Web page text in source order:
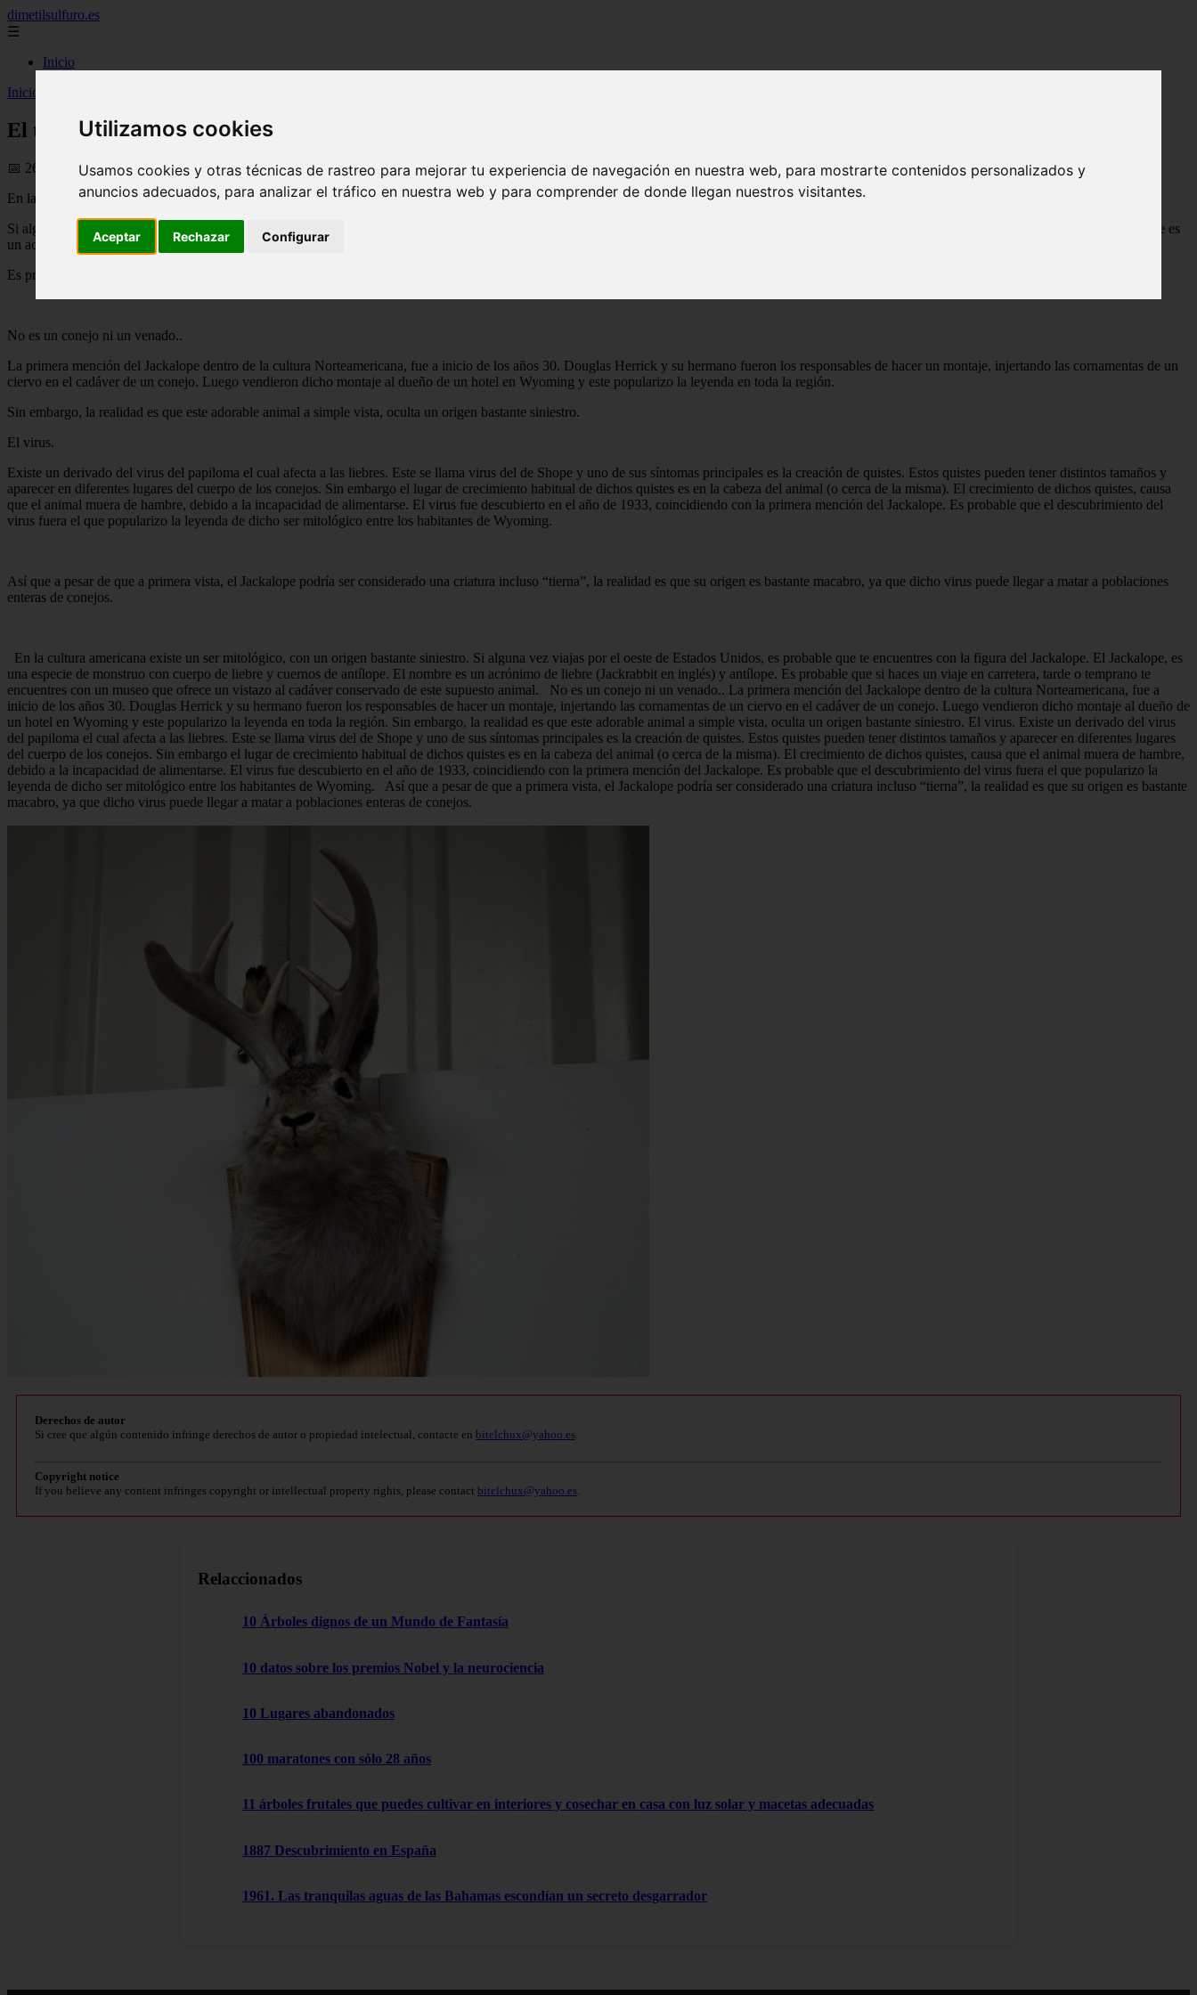
Utilizamos cookies
Usamos cookies y otras técnicas de rastreo para mejorar tu experiencia de navegación en nuestra web, para mostrarte contenidos personalizados y
anuncios adecuados, para analizar el tráfico en nuestra web y para comprender de donde llegan nuestros visitantes.
Aceptar Rechazar Configurar
dimetilsulfuro.es
☰
Inicio
Inicio
El terrorífico origen del Jackalope
📅 26/07/2025
En la cultura americana existe un ser mitológico, con un origen bastante siniestro.
Si alguna vez viajas por el oeste de Estados Unidos, es probable que te encuentres con la figura del Jackalope. El Jackalope, es una especie de monstruo con cuerpo de liebre y cuernos de antílope. El nombre es
un acrónimo de liebre (Jackrabbit en inglés) y antílope.
Es probable que si haces un viaje en carretera, tarde o temprano te encuentres con un museo que ofrece un vistazo al cadáver conservado de este supuesto animal.
No es un conejo ni un venado..
La primera mención del Jackalope dentro de la cultura Norteamericana, fue a inicio de los años 30. Douglas Herrick y su hermano fueron los responsables de hacer un montaje, injertando las cornamentas de un
ciervo en el cadáver de un conejo. Luego vendieron dicho montaje al dueño de un hotel en Wyoming y este popularizo la leyenda en toda la región.
Sin embargo, la realidad es que este adorable animal a simple vista, oculta un origen bastante siniestro.
El virus.
Existe un derivado del virus del papiloma el cual afecta a las liebres. Este se llama virus del de Shope y uno de sus síntomas principales es la creación de quistes. Estos quistes pueden tener distintos tamaños y
aparecer en diferentes lugares del cuerpo de los conejos. Sin embargo el lugar de crecimiento habitual de dichos quistes es en la cabeza del animal (o cerca de la misma). El crecimiento de dichos quistes, causa
que el animal muera de hambre, debido a la incapacidad de alimentarse. El virus fue descubierto en el año de 1933, coincidiendo con la primera mención del Jackalope. Es probable que el descubrimiento del
virus fuera el que popularizo la leyenda de dicho ser mitológico entre los habitantes de Wyoming.
Así que a pesar de que a primera vista, el Jackalope podría ser considerado una criatura incluso “tierna”, la realidad es que su origen es bastante macabro, ya que dicho virus puede llegar a matar a poblaciones
enteras de conejos.
En la cultura americana existe un ser mitológico, con un origen bastante siniestro. Si alguna vez viajas por el oeste de Estados Unidos, es probable que te encuentres con la figura del Jackalope. El Jackalope, es
una especie de monstruo con cuerpo de liebre y cuernos de antílope. El nombre es un acrónimo de liebre (Jackrabbit en inglés) y antílope. Es probable que si haces un viaje en carretera, tarde o temprano te
encuentres con un museo que ofrece un vistazo al cadáver conservado de este supuesto animal. No es un conejo ni un venado.. La primera mención del Jackalope dentro de la cultura Norteamericana, fue a
inicio de los años 30. Douglas Herrick y su hermano fueron los responsables de hacer un montaje, injertando las cornamentas de un ciervo en el cadáver de un conejo. Luego vendieron dicho montaje al dueño de
un hotel en Wyoming y este popularizo la leyenda en toda la región. Sin embargo, la realidad es que este adorable animal a simple vista, oculta un origen bastante siniestro. El virus. Existe un derivado del virus
del papiloma el cual afecta a las liebres. Este se llama virus del de Shope y uno de sus síntomas principales es la creación de quistes. Estos quistes pueden tener distintos tamaños y aparecer en diferentes lugares
del cuerpo de los conejos. Sin embargo el lugar de crecimiento habitual de dichos quistes es en la cabeza del animal (o cerca de la misma). El crecimiento de dichos quistes, causa que el animal muera de hambre,
debido a la incapacidad de alimentarse. El virus fue descubierto en el año de 1933, coincidiendo con la primera mención del Jackalope. Es probable que el descubrimiento del virus fuera el que popularizo la
leyenda de dicho ser mitológico entre los habitantes de Wyoming. Así que a pesar de que a primera vista, el Jackalope podría ser considerado una criatura incluso “tierna”, la realidad es que su origen es bastante
macabro, ya que dicho virus puede llegar a matar a poblaciones enteras de conejos.
Derechos de autor
Si cree que algún contenido infringe derechos de autor o propiedad intelectual, contacte en bitelchux@yahoo.es
Copyright notice
If you believe any content infringes copyright or intellectual property rights, please contact bitelchux@yahoo.es
Relaccionados
10 Árboles dignos de un Mundo de Fantasía
10 datos sobre los premios Nobel y la neurociencia
10 Lugares abandonados
100 maratones con sólo 28 años
11 árboles frutales que puedes cultivar en interiores y cosechar en casa con luz solar y macetas adecuadas
1887 Descubrimiento en España
1961. Las tranquilas aguas de las Bahamas escondían un secreto desgarrador